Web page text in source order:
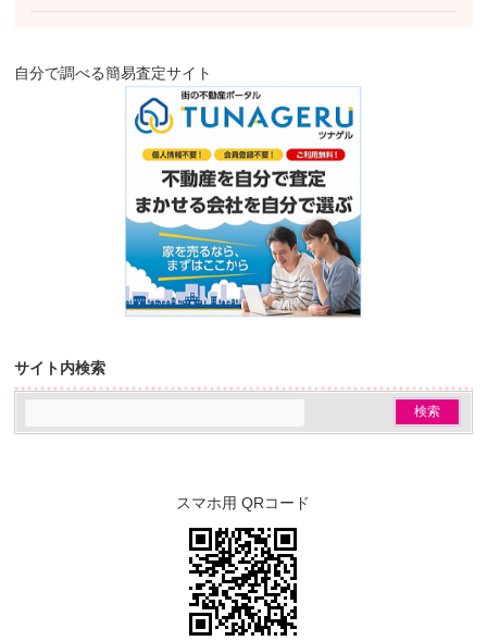
自分で調べる簡易査定サイト
サイト内検索
スマホ用 QRコード